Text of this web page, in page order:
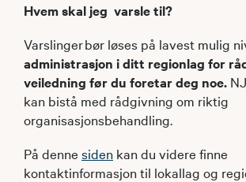
Hvem skal jeg ​​​ varsle til?
Varslinger bør løses på lavest mulig
administrasjon i ditt regionlag for
veiledning før du foretar deg noe.
kan bistå med rådgivning om riktig
organisasjonsbehandling.​
På denne siden kan du videre finne
kontaktinformasjon til lokallag og